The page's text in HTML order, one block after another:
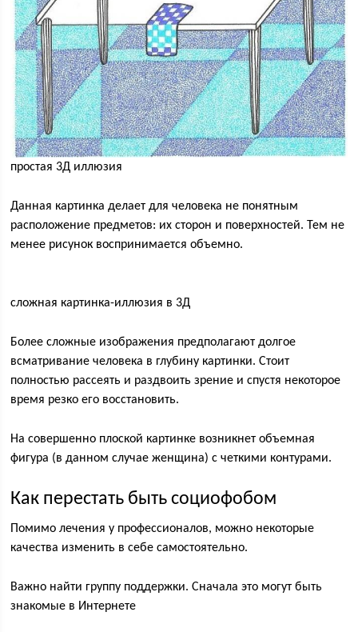
простая 3Д иллюзия
Данная картинка делает для человека не понятным
расположение предметов: их сторон и поверхностей. Тем не
менее рисунок воспринимается объемно.
сложная картинка-иллюзия в 3Д
Более сложные изображения предполагают долгое
всматривание человека в глубину картинки. Стоит
полностью рассеять и раздвоить зрение и спустя некоторое
время резко его восстановить.
На совершенно плоской картинке возникнет объемная
фигура (в данном случае женщина) с четкими контурами.
Как перестать быть социофобом
Помимо лечения у профессионалов, можно некоторые
качества изменить в себе самостоятельно.
Важно найти группу поддержки. Сначала это могут быть
знакомые в Интернете